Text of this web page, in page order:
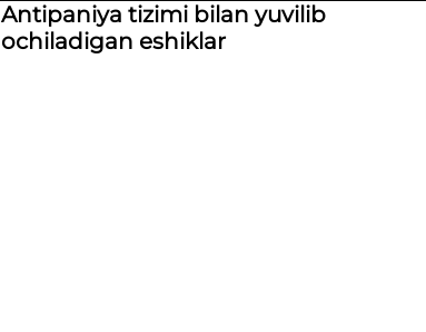
Antipaniya tizimi bilan yuvilib
ochiladigan eshiklar